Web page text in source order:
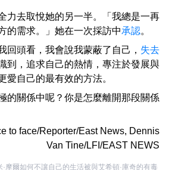
力去取悅她的另一半。「我總是一再
的需求。」她在一次採訪中承認。
回頭看，我會說我蒙蔽了自己， 失去
到，追求自己的熱情，專注於發展與
愛自己的最有效的方法。
的關係中呢？你是怎麼離開那段關係
to face/Reporter/East News, Dennis
Van Tine/LFI/EAST NEWS
·摩爾如何不讓自己的生活被與艾希頓·庫奇的有毒